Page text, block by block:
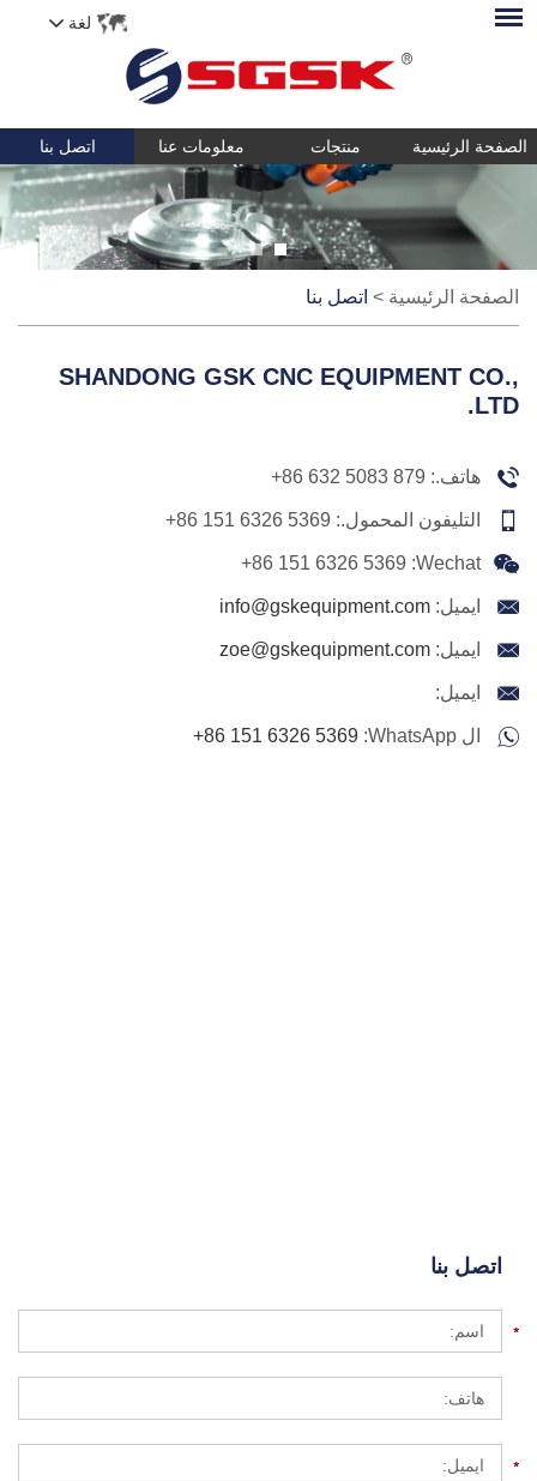
لغة
الصفحة الرئيسية منتجات معلومات عنا اتصل بنا
الصفحة الرئيسية > اتصل بنا
SHANDONG GSK CNC EQUIPMENT CO.,
LTD.
هاتف.: +86 632 5083 879
التليفون المحمول.: +86 151 6326 5369
Wechat:
+86 151 6326 5369
ايميل: info@gskequipment.com
ايميل: zoe@gskequipment.com
ايميل:
ال WhatsApp: +86 151 6326 5369
اتصل بنا